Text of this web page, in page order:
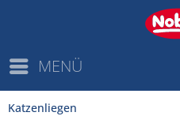
MENÜ
Katzenliegen